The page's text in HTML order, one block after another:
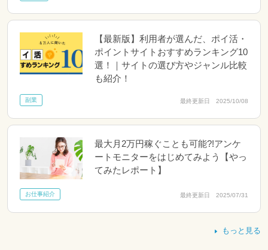
【最新版】利用者が選んだ、ポイ活・
ポイントサイトおすすめランキング10
選！｜サイトの選び方やジャンル比較
も紹介！
副業 最終更新日 2025/10/08
最大月2万円稼ぐことも可能?!アンケ
ートモニターをはじめてみよう【やっ
てみたレポート】
お仕事紹介 最終更新日 2025/07/31
もっと見る